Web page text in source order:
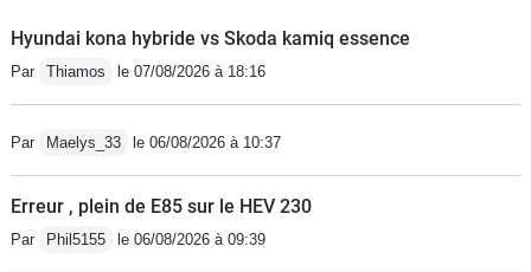
Hyundai kona hybride vs Skoda kamiq essence
Par Thiamos le 07/08/2026 à 18:16
Par Maelys_33 le 06/08/2026 à 10:37
Erreur , plein de E85 sur le HEV 230
Par Phil5155 le 06/08/2026 à 09:39